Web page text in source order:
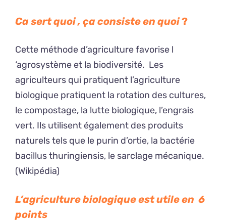
Ca sert quoi , ça consiste en quoi?
Cette méthode d’agriculture favorise l
‘agrosystème et la biodiversité. Les
agriculteurs qui pratiquent l’agriculture
biologique pratiquent la rotation des cultures,
le compostage, la lutte biologique, l’engrais
vert. Ils utilisent également des produits
naturels tels que le purin d’ortie, la bactérie
bacillus thuringiensis, le sarclage mécanique.
(Wikipédia)
L’agriculture biologique est utile en 6
points